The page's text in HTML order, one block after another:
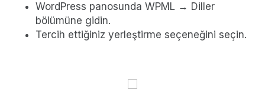
WordPress panosunda WPML → Diller
bölümüne gidin.
Tercih ettiğiniz yerleştirme seçeneğini seçin.